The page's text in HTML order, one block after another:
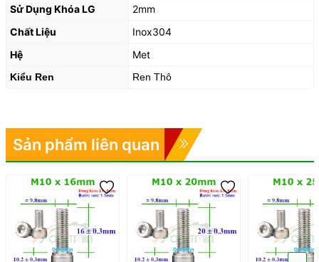
Sử Dụng Khóa LG
2mm
Chất Liệu
Inox304
Hệ
Met
Kiểu Ren Ren Thô
Sản phẩm liên quan